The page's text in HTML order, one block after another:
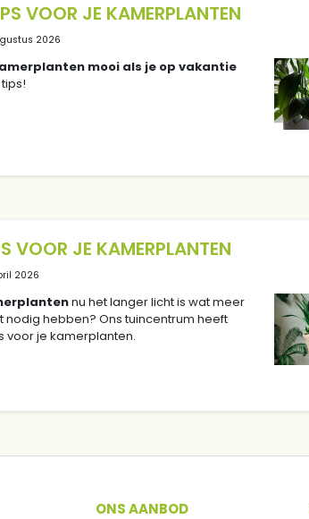
VOOR JE KAMERPLANTEN
2026
mooi als je op vakantie
VOOR JE KAMERPLANTEN
2026
nu het langer licht is wat meer
nodig hebben? Ons tuincentrum heeft
voor je kamerplanten.
ONS AANBOD